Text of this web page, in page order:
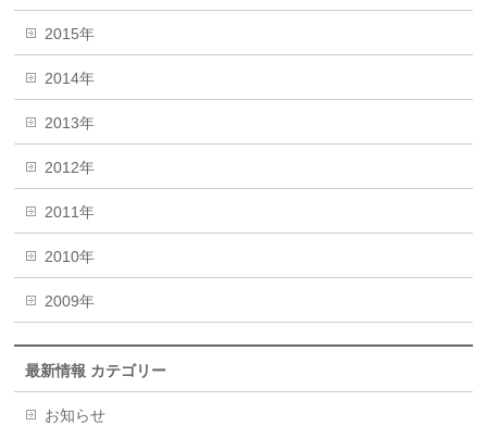
2015年
2014年
2013年
2012年
2011年
2010年
2009年
最新情報 カテゴリー
お知らせ